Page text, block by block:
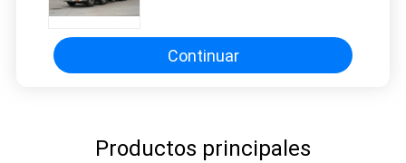
Continuar
Productos principales